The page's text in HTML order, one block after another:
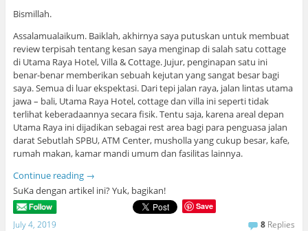
Bismillah.
Assalamualaikum. Baiklah, akhirnya saya putuskan untuk membuat
review terpisah tentang kesan saya menginap di salah satu cottage
di Utama Raya Hotel, Villa & Cottage. Jujur, penginapan satu ini
benar-benar memberikan sebuah kejutan yang sangat besar bagi
saya. Semua di luar ekspektasi. Dari tepi jalan raya, jalan lintas utama
jawa – bali, Utama Raya Hotel, cottage dan villa ini seperti tidak
terlihat keberadaannya secara fisik. Tentu saja, karena areal depan
Utama Raya ini dijadikan sebagai rest area bagi para penguasa jalan
darat Sebutlah SPBU, ATM Center, musholla yang cukup besar, kafe,
rumah makan, kamar mandi umum dan fasilitas lainnya.
Continue reading →
SuKa dengan artikel ini? Yuk, bagikan!
Save
July 4, 2019 8 Replies